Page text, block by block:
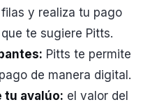
y realiza tu pago
te sugiere Pitts.
Pitts te permite
de manera digital.
tu avalúo: el valor del